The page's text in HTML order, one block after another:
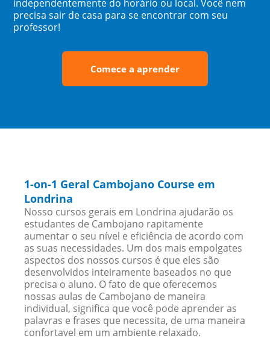
independentemente do horário ou local. Você nem
precisa sair de casa para se encontrar com seu
professor!
Comece a aprender
1-on-1 Geral Cambojano Course em
Londrina
Nosso cursos gerais em Londrina ajudarão os
estudantes de Cambojano rapitamente
aumentar o seu nível e eficiência de acordo com
as suas necessidades. Um dos mais empolgates
aspectos dos nossos cursos é que eles são
desenvolvidos inteiramente baseados no que
precisa o aluno. O fato de que oferecemos
nossas aulas de Cambojano de maneira
individual, significa que você pode aprender as
palavras e frases que necessita, de uma maneira
confortavel em um ambiente relaxado.